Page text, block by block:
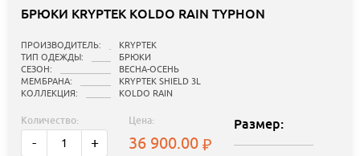
БРЮКИ KRYPTEK KOLDO RAIN TYPHON
ПРОИЗВОДИТЕЛЬ:
KRYPTEK
ТИП ОДЕЖДЫ:
БРЮКИ
СЕЗОН:
ВЕСНА-ОСЕНЬ
МЕМБРАНА:
KRYPTEK SHIELD 3L
КОЛЛЕКЦИЯ:
KOLDO RAIN
Количество:
- +
Цена:
36 900.00
Размер: